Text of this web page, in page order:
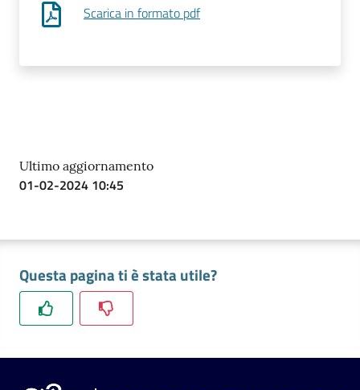
Prenotazioni
Pagamenti
Accedi
Scarica in formato pdf
Ultimo aggiornamento
01-02-2024 10:45
Questa pagina ti è stata utile?